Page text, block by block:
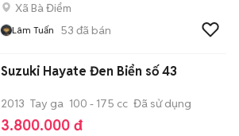
Xã Bà Điểm
Lâm Tuấn 53 đã bán
Suzuki Hayate Đen Biển số 43
2013 Tay ga 100 - 175 cc Đã sử dụng
3.800.000 đ